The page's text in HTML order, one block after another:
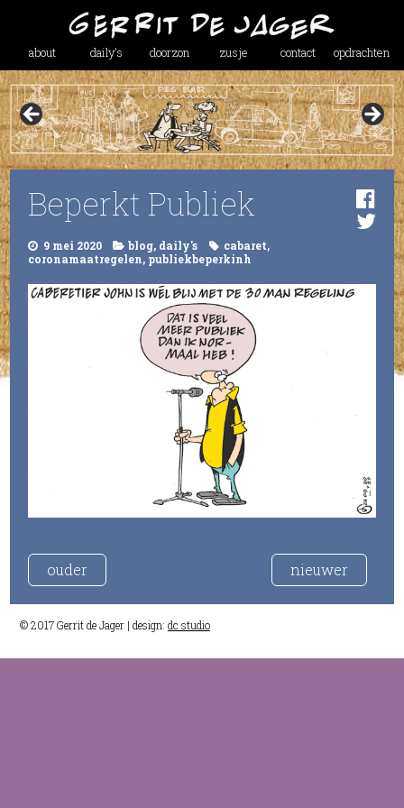
about daily’s doorzon zusje contact opdrachten
Beperkt Publiek
9 mei 2020 blog, daily's cabaret,
coronamaatregelen, publiekbeperkinh
ouder nieuwer
© 2017 Gerrit de Jager | design: dc studio